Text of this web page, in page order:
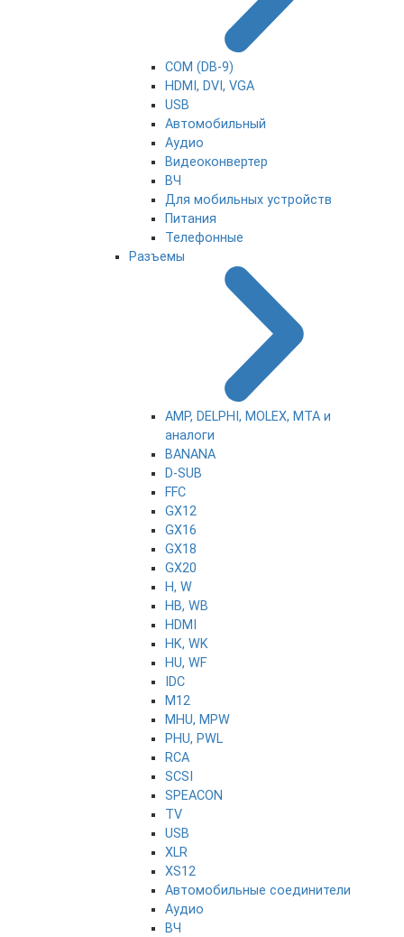
COM (DB-9)
HDMI, DVI, VGA
USB
Автомобильный
Аудио
Видеоконвертер
ВЧ
Для мобильных устройств
Питания
Телефонные
Разъемы
AMP, DELPHI, MOLEX, MTA и
аналоги
BANANA
D-SUB
FFC
GX12
GX16
GX18
GX20
H, W
HB, WB
HDMI
HK, WK
HU, WF
IDC
M12
MHU, MPW
PHU, PWL
RCA
SCSI
SPEACON
TV
USB
XLR
XS12
Автомобильные соединители
Аудио
ВЧ